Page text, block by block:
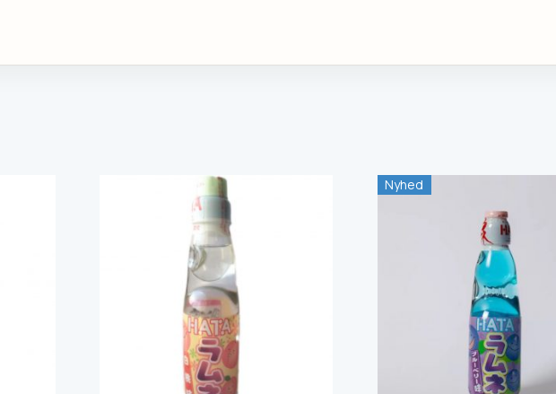
Nyhed